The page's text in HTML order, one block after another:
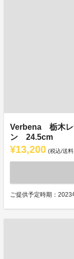
Verbena 栃木レ
ン 24.5cm
¥13,200 (税込/送
ご提供予定時期：